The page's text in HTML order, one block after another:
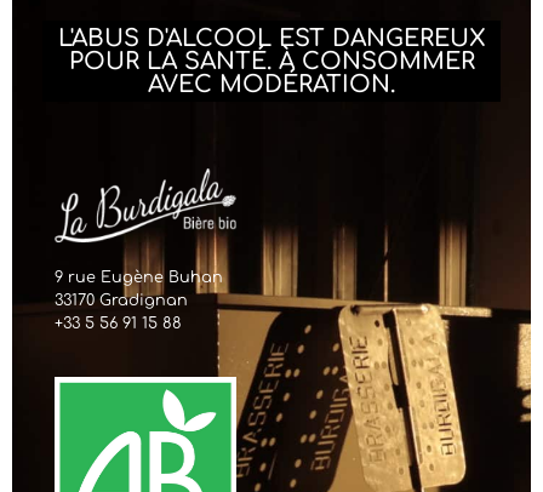
L'ABUS D'ALCOOL EST DANGEREUX
POUR LA SANTÉ. À CONSOMMER
AVEC MODÉRATION.
9 rue Eugène Buhan
33170 Gradignan
+33 5 56 91 15 88